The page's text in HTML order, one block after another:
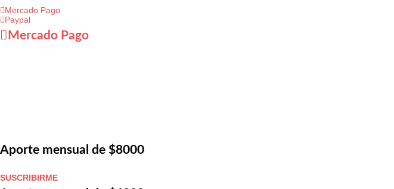
Mercado Pago
Paypal
Mercado Pago
Aporte mensual de $8000
SUSCRIBIRME